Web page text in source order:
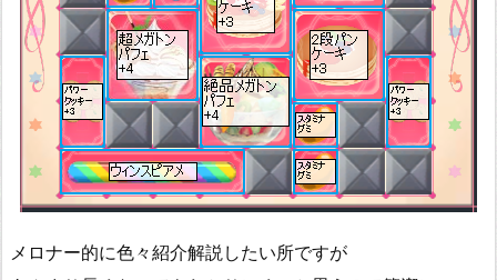
メロナー的に色々紹介解説したい所ですが